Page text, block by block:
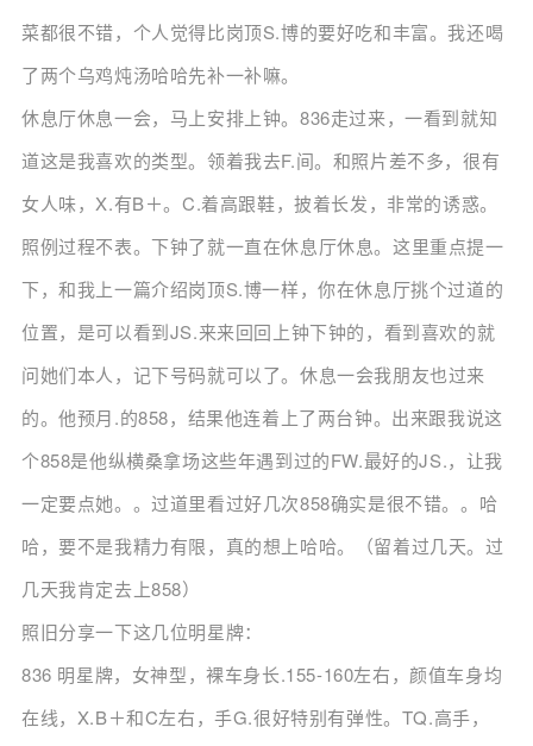
菜都很不错，个人觉得比岗顶S.博的要好吃和丰富。我还喝
了两个乌鸡炖汤哈哈先补一补嘛。
休息厅休息一会，马上安排上钟。836走过来，一看到就知
道这是我喜欢的类型。领着我去F.间。和照片差不多，很有
女人味，X.有B＋。C.着高跟鞋，披着长发，非常的诱惑。
照例过程不表。下钟了就一直在休息厅休息。这里重点提一
下，和我上一篇介绍岗顶S.博一样，你在休息厅挑个过道的
位置，是可以看到JS.来来回回上钟下钟的，看到喜欢的就
问她们本人，记下号码就可以了。休息一会我朋友也过来
的。他预月.的858，结果他连着上了两台钟。出来跟我说这
个858是他纵横桑拿场这些年遇到过的FW.最好的JS.，让我
一定要点她。。过道里看过好几次858确实是很不错。。哈
哈，要不是我精力有限，真的想上哈哈。（留着过几天。过
几天我肯定去上858）
照旧分享一下这几位明星牌：
836 明星牌，女神型，裸车身长.155-160左右，颜值车身均
在线，X.B＋和C左右，手G.很好特别有弹性。TQ.高手，